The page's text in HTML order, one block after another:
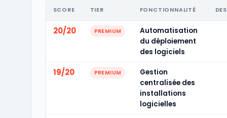
SCORE TIER FONCTIONNALITÉ
20/20 PREMIUM
Automatisation
du déploiement
des logiciels
19/20 PREMIUM
Gestion
centralisée des
installations
logicielles